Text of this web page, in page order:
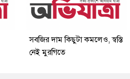
সবজির দাম কিছুটা কমলেও, স্বস্তি
নেই মুরগিতে